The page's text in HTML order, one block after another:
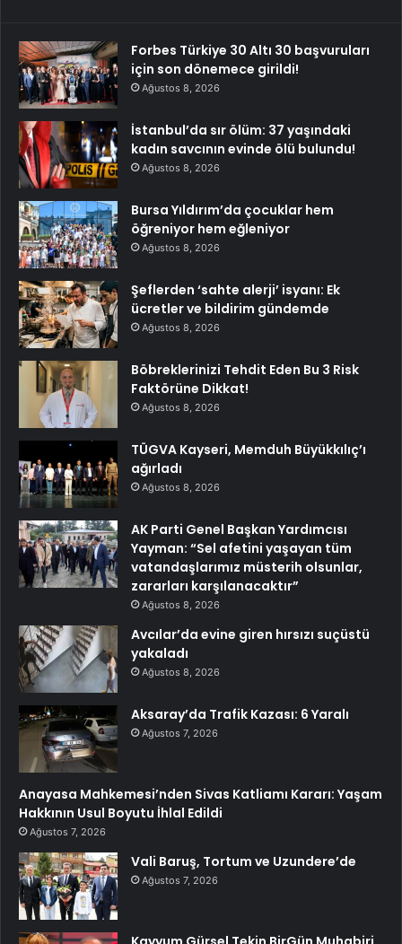
Forbes Türkiye 30 Altı 30 başvuruları
için son dönemece girildi!
Ağustos 8, 2026
İstanbul’da sır ölüm: 37 yaşındaki
kadın savcının evinde ölü bulundu!
Ağustos 8, 2026
Bursa Yıldırım’da çocuklar hem
öğreniyor hem eğleniyor
Ağustos 8, 2026
Şeflerden ‘sahte alerji’ isyanı: Ek
ücretler ve bildirim gündemde
Ağustos 8, 2026
Böbreklerinizi Tehdit Eden Bu 3 Risk
Faktörüne Dikkat!
Ağustos 8, 2026
TÜGVA Kayseri, Memduh Büyükkılıç’ı
ağırladı
Ağustos 8, 2026
AK Parti Genel Başkan Yardımcısı
Yayman: “Sel afetini yaşayan tüm
vatandaşlarımız müsterih olsunlar,
zararları karşılanacaktır”
Ağustos 8, 2026
Avcılar’da evine giren hırsızı suçüstü
yakaladı
Ağustos 8, 2026
Aksaray’da Trafik Kazası: 6 Yaralı
Ağustos 7, 2026
Anayasa Mahkemesi’nden Sivas Katliamı Kararı: Yaşam
Hakkının Usul Boyutu İhlal Edildi
Ağustos 7, 2026
Vali Baruş, Tortum ve Uzundere’de
Ağustos 7, 2026